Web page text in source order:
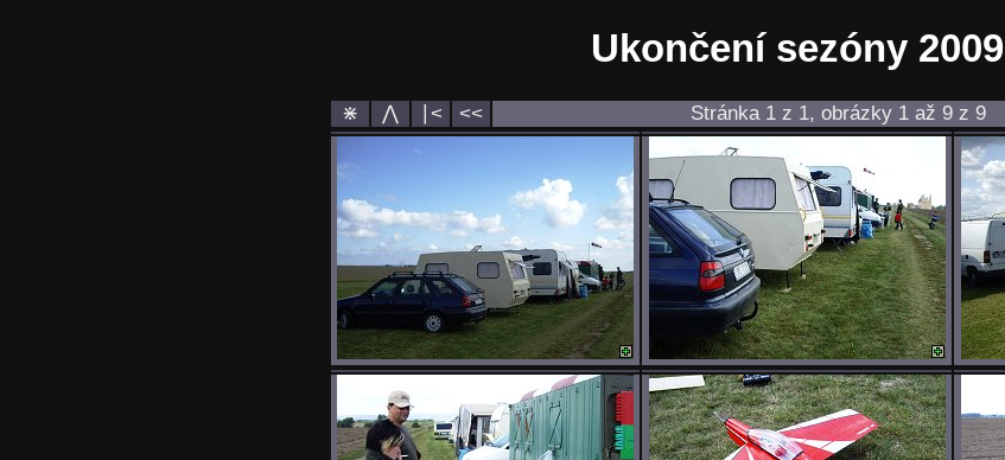
Ukončení sezóny 2009
⋇ ⋀ ∣< << Stránka 1 z 1, obrázky 1 až 9 z 9